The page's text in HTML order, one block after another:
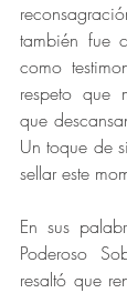
también fue
como
respeto que
que
Un toque de
sellar este
En sus
Poderoso
resaltó que